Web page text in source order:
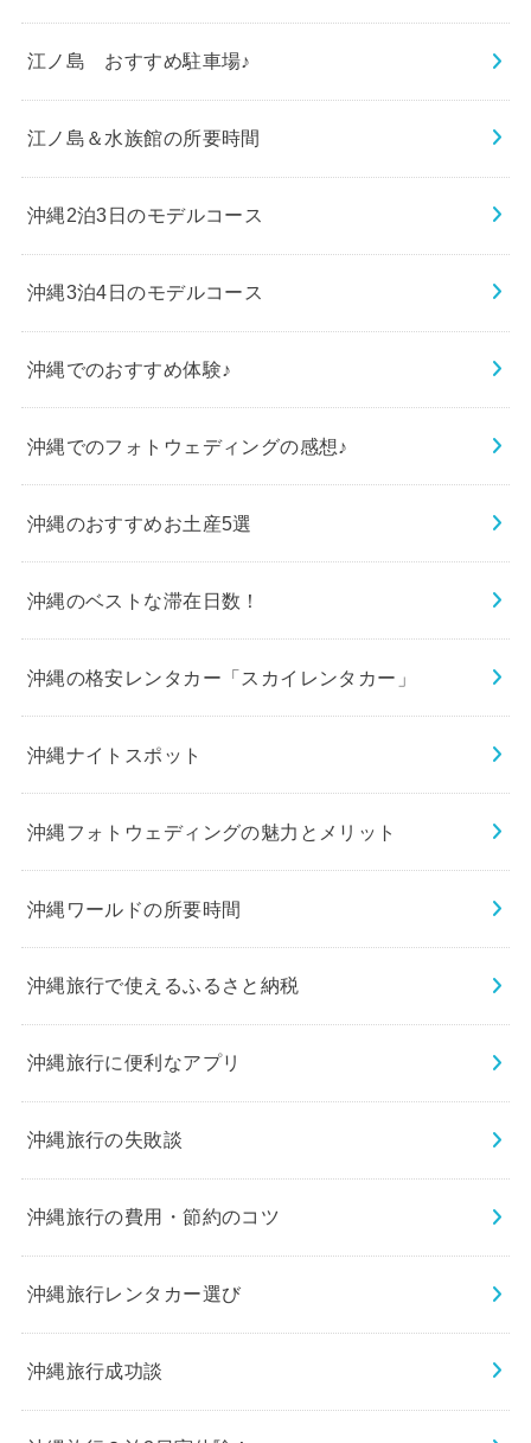
江ノ島 おすすめ駐車場♪
江ノ島＆水族館の所要時間
沖縄2泊3日のモデルコース
沖縄3泊4日のモデルコース
沖縄でのおすすめ体験♪
沖縄でのフォトウェディングの感想♪
沖縄のおすすめお土産5選
沖縄のベストな滞在日数！
沖縄の格安レンタカー「スカイレンタカー」
沖縄ナイトスポット
沖縄フォトウェディングの魅力とメリット
沖縄ワールドの所要時間
沖縄旅行で使えるふるさと納税
沖縄旅行に便利なアプリ
沖縄旅行の失敗談
沖縄旅行の費用・節約のコツ
沖縄旅行レンタカー選び
沖縄旅行成功談